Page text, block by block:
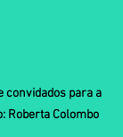
convidados para a
Roberta Colombo